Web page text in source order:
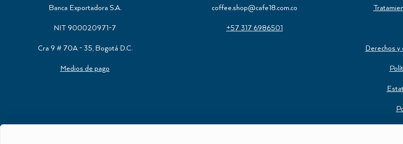
Banca Exportadora S.A.
NIT 900020971-7
Cra 9 # 70A - 35, Bogotá D.C.
Medios de pago
coffee.shop@cafe18.com.co
+57 317 6986501
Derechos y